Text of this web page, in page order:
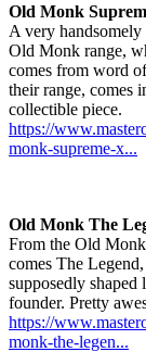
Old Monk
A very
Old Monk range,
comes from word
their range, comes
collectible piece.
https://
monk-supreme-x...
Old Monk The
From the Old
comes The
supposedly
founder. Pretty
https://
monk-the-legen...